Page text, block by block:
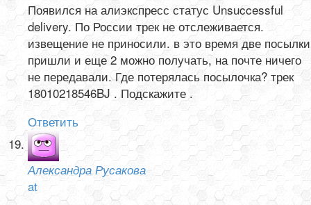
Появился на алиэкспресс статус Unsuccessful
delivery. По России трек не отслеживается.
извещение не приносили. в это время две посылки
пришли и еще 2 можно получать, на почте ничего
не передавали. Где потерялась посылочка? трек
18010218546BJ . Подскажите .
Ответить
Александра Русакова
at